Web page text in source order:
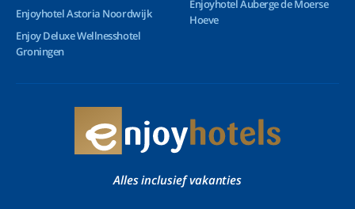
Enjoyhotel Astoria Noordwijk
Enjoy Deluxe Wellnesshotel
Groningen
Enjoyhotel Auberge de Moerse
Hoeve
Alles inclusief vakanties